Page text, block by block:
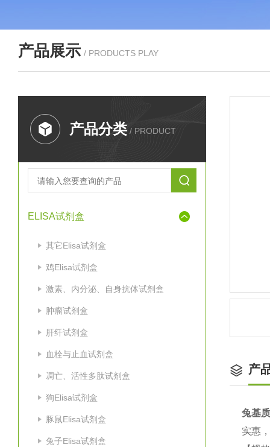
产品展示 / PRODUCTS PLAY
产品分类 / PRODUCT
ELISA试剂盒
其它Elisa试剂盒
鸡Elisa试剂盒
激素、内分泌、自身抗体试剂盒
肿瘤试剂盒
肝纤试剂盒
血栓与止血试剂盒
凋亡、活性多肽试剂盒
狗Elisa试剂盒
豚鼠Elisa试剂盒
兔子Elisa试剂盒
产
兔基
实惠